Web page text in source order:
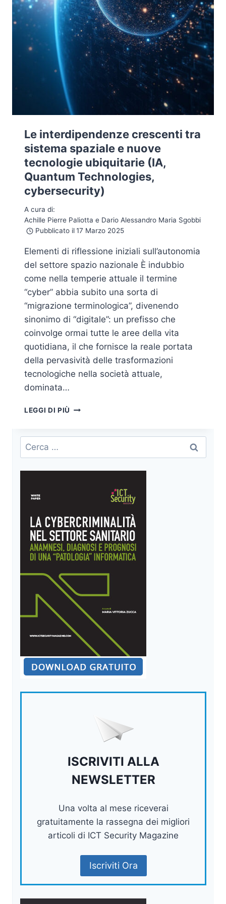
Le interdipendenze crescenti tra
sistema spaziale e nuove
tecnologie ubiquitarie (IA,
Quantum Technologies,
cybersecurity)
A cura di:
Achille Pierre Paliotta e Dario Alessandro Maria Sgobbi
Pubblicato il 17 Marzo 2025
Elementi di riflessione iniziali sull’autonomia
del settore spazio nazionale È indubbio
come nella temperie attuale il termine
“cyber” abbia subito una sorta di
“migrazione terminologica”, divenendo
sinonimo di “digitale”: un prefisso che
coinvolge ormai tutte le aree della vita
quotidiana, il che fornisce la reale portata
della pervasività delle trasformazioni
tecnologiche nella società attuale,
dominata…
LEGGI DI PIÙ LE
TRA
SPAZIALE
E
TECNOLOGIE
UBIQUITARIE
QUANTUM
TECHNOLOGIES,
CYBERSECURITY)
Ricerca
per:
ISCRIVITI ALLA
NEWSLETTER
Una volta al mese riceverai
gratuitamente la rassegna dei migliori
articoli di ICT Security Magazine
Iscriviti Ora